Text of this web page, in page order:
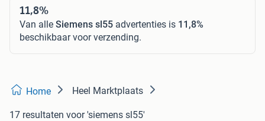
11,8%
Van alle Siemens sl55 advertenties is 11,8%
beschikbaar voor verzending.
Home Heel Marktplaats
17 resultaten voor 'siemens sl55'